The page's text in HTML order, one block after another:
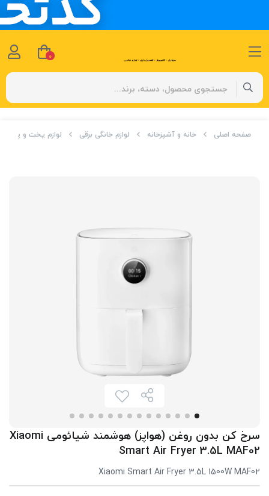
صفحه اصلی خانه و آشپزخانه لوازم خانگی برقی لوازم پخت و پز
سرخ کن بدون روغن (هواپز) هوشمند شیائومی Xiaomi
Smart Air Fryer 3.5L MAF02
Xiaomi Smart Air Fryer 3.5L 1500W MAF02
0